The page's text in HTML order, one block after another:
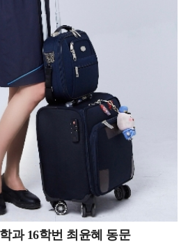
학교 공지나 소식도 수시로
적으로 도움이 될 수 있는 정보를
라고 생각합니다. 어떤 진로를
신의 열정을 발휘하여 사회에
분들이 될 수 있기를
자리에서 좋은 인연으로
다, 감사합니다.
다 미주노선이나 유럽 2쪽으로
이나 글로벌 마인드에 굉장히
서 좋은 기회로 일하고 있다고
나 유럽 노선 쪽으로 비행기
시간을 보내고 계시겠네요. 일을
신가요? 우성하 동문 : 사실 생긴
타트업을 베이스로 시작한
가장 힘든 게 무엇이냐고
가 강한 사내 문화라고
회사는 시니어리티가 굉장히
분위기 속에서 신입들도 궁금한
고, 개인 의견을 주장할 수
가서도 다 같이 이동하지 않고
질 수 있어서 이런 문화는 굉장히
과 16학번 최윤혜 동문